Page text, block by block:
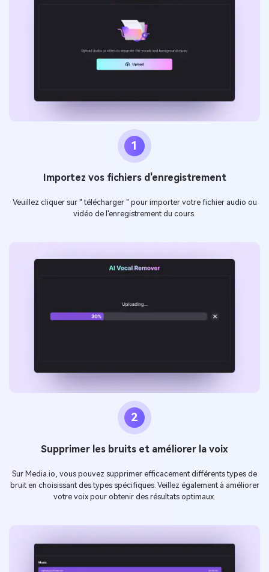
1
Importez vos fichiers d'enregistrement
Veuillez cliquer sur " télécharger " pour importer votre fichier audio ou
vidéo de l'enregistrement du cours.
2
Supprimer les bruits et améliorer la voix
Sur Media.io, vous pouvez supprimer efficacement différents types de
bruit en choisissant des types spécifiques. Veillez également à améliorer
votre voix pour obtenir des résultats optimaux.